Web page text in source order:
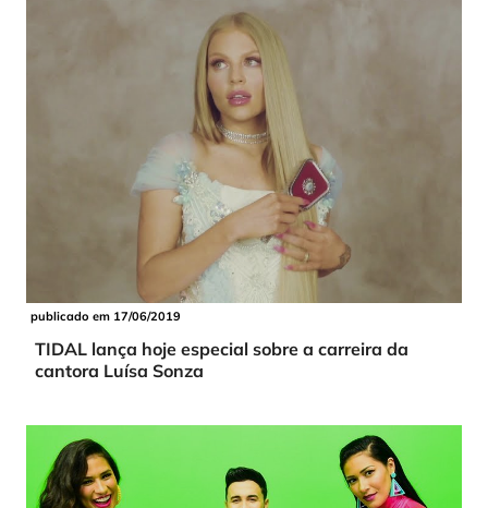
publicado em 17/06/2019
TIDAL lança hoje especial sobre a carreira da
cantora Luísa Sonza